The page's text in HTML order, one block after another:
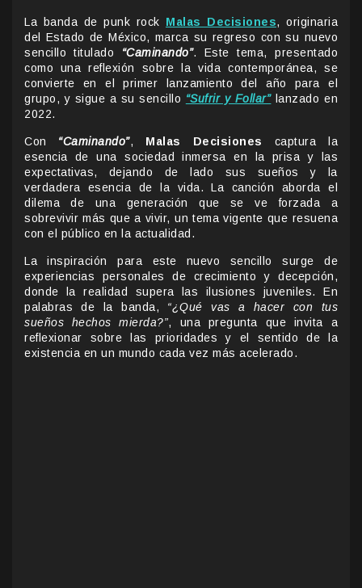
La banda de punk rock Malas Decisiones, originaria
del Estado de México, marca su regreso con su nuevo
sencillo titulado “Caminando”. Este tema, presentado
como una reflexión sobre la vida contemporánea, se
convierte en el primer lanzamiento del año para el
grupo, y sigue a su sencillo “Sufrir y Follar”lanzado en
2022.
Con “Caminando”, Malas Decisiones
captura la
esencia de una sociedad inmersa en la prisa y las
expectativas, dejando de lado sus sueños y la
verdadera esencia de la vida. La canción aborda el
dilema de una generación que se ve forzada a
sobrevivir más que a vivir, un tema vigente que resuena
con el público en la actualidad.
La inspiración para este nuevo sencillo surge de
experiencias personales de crecimiento y decepción,
donde la realidad supera las ilusiones juveniles. En
palabras de la banda, “¿Qué vas a hacer con tus
sueños hechos mierda?”, una pregunta que invita a
reflexionar sobre las prioridades y el sentido de la
existencia en un mundo cada vez más acelerado.